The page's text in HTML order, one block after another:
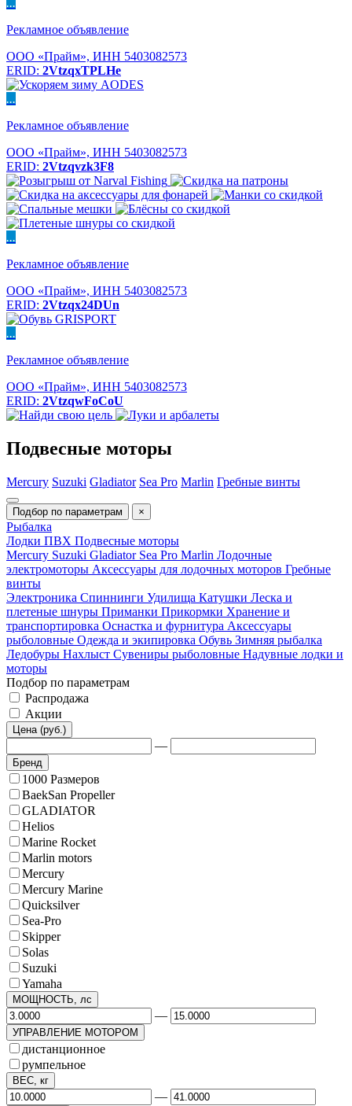
...
Рекламное объявление
ООО «Прайм», ИНН 5403082573
ERID: 2VtzqxTPLHe
...
Рекламное объявление
ООО «Прайм», ИНН 5403082573
ERID: 2Vtzqvzk3F8
...
Рекламное объявление
ООО «Прайм», ИНН 5403082573
ERID: 2Vtzqx24DUn
...
Рекламное объявление
ООО «Прайм», ИНН 5403082573
ERID: 2VtzqwFoCoU
Подвесные моторы
Mercury Suzuki Gladiator Sea Pro Marlin Гребные винты
Подбор по параметрам ×
Рыбалка
Лодки ПВХ Подвесные моторы
Mercury Suzuki Gladiator Sea Pro Marlin Лодочные
электромоторы Аксессуары для лодочных моторов Гребные
винты
Электроника Спиннинги Удилища Катушки Леска и
плетеные шнуры Приманки Прикормки Хранение и
транспортировка Оснастка и фурнитура Аксессуары
рыболовные Одежда и экипировка Обувь Зимняя рыбалка
Ледобуры Нахлыст Сувениры рыболовные Надувные лодки и
моторы
Подбор по параметрам
Распродажа
Акции
Цена (руб.)
—
Бренд
1000 Размеров
BaekSan Propeller
GLADIATOR
Helios
Marine Rocket
Marlin motors
Mercury
Mercury Marine
Quicksilver
Sea-Pro
Skipper
Solas
Suzuki
Yamaha
МОЩНОСТЬ, лс
—
УПРАВЛЕНИЕ МОТОРОМ
дистанционное
румпельное
ВЕС, кг
—